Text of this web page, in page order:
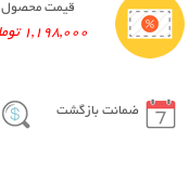
قیمت محصول
1,198,000 تومان
ضمانت بازگشت